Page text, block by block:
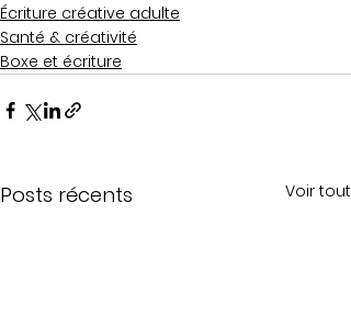
Écriture créative adulte
Santé & créativité
Boxe et écriture
Posts récents Voir tout